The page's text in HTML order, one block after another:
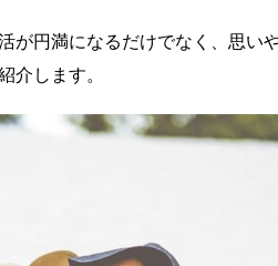
が円満になるだけでなく、思い
介します。